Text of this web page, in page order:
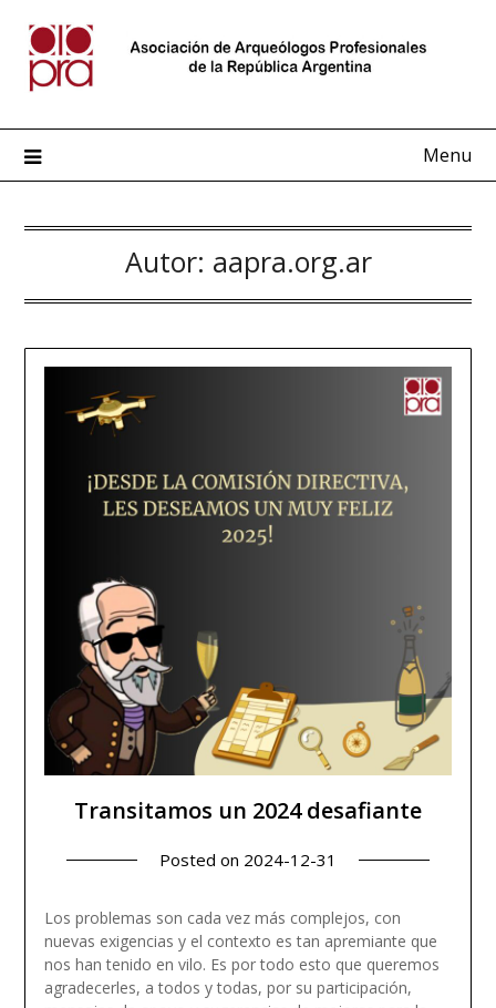
Menu
Autor: aapra.org.ar
Transitamos un 2024 desafiante
Posted on 2024-12-31
Los problemas son cada vez más complejos, con
nuevas exigencias y el contexto es tan apremiante que
nos han tenido en vilo. Es por todo esto que queremos
agradecerles, a todos y todas, por su participación,